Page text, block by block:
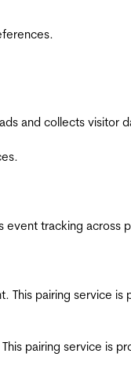
and collects visitor
event tracking across
pairing service
pairing service is